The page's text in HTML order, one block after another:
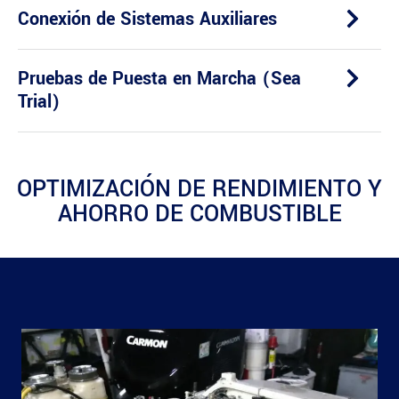
Conexión de Sistemas Auxiliares
Pruebas de Puesta en Marcha (Sea
Trial)
OPTIMIZACIÓN DE RENDIMIENTO Y
AHORRO DE COMBUSTIBLE